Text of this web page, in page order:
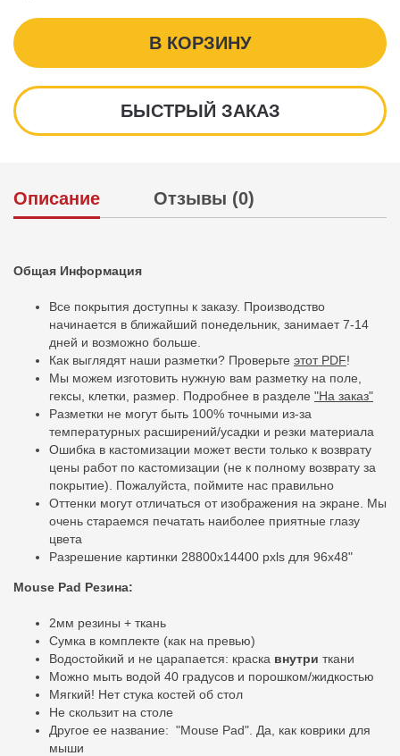
В КОРЗИНУ
БЫСТРЫЙ ЗАКАЗ
Описание Отзывы (0)
Общая Информация
Все покрытия доступны к заказу. Производство
начинается в ближайший понедельник, занимает 7-14
дней и возможно больше.
Как выглядят наши разметки? Проверьте этот PDF!
Мы можем изготовить нужную вам разметку на поле,
гексы, клетки, размер. Подробнее в разделе "На заказ"
Разметки не могут быть 100% точными из-за
температурных расширений/усадки и резки материала
Ошибка в кастомизации может вести только к возврату
цены работ по кастомизации (не к полному возврату за
покрытие). Пожалуйста, поймите нас правильно
Оттенки могут отличаться от изображения на экране. Мы
очень стараемся печатать наиболее приятные глазу
цвета
Разрешение картинки 28800x14400 pxls для 96x48"
Mouse Pad Резина:
2мм резины + ткань
Сумка в комплекте (как на превью)
Водостойкий и не царапается: краска внутри ткани
Можно мыть водой 40 градусов и порошком/жидкостью
Мягкий! Нет стука костей об стол
Не скользит на столе
Другое ее название: "Mouse Pad". Да, как коврики для
мыши